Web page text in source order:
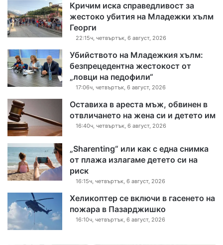
Кричим иска справедливост за
жестоко убития на Младежки хълм
Георги
22:15ч, четвъртък, 6 август, 2026
Убийството на Младежкия хълм:
безпрецедентна жестокост от
„ловци на педофили“
17:06ч, четвъртък, 6 август, 2026
Оставиха в ареста мъж, обвинен в
отвличането на жена си и детето им
16:40ч, четвъртък, 6 август, 2026
„Sharenting“ или как с една снимка
от плажа излагаме детето си на
риск
16:15ч, четвъртък, 6 август, 2026
Хеликоптер се включи в гасенето на
пожара в Пазарджишко
16:10ч, четвъртък, 6 август, 2026